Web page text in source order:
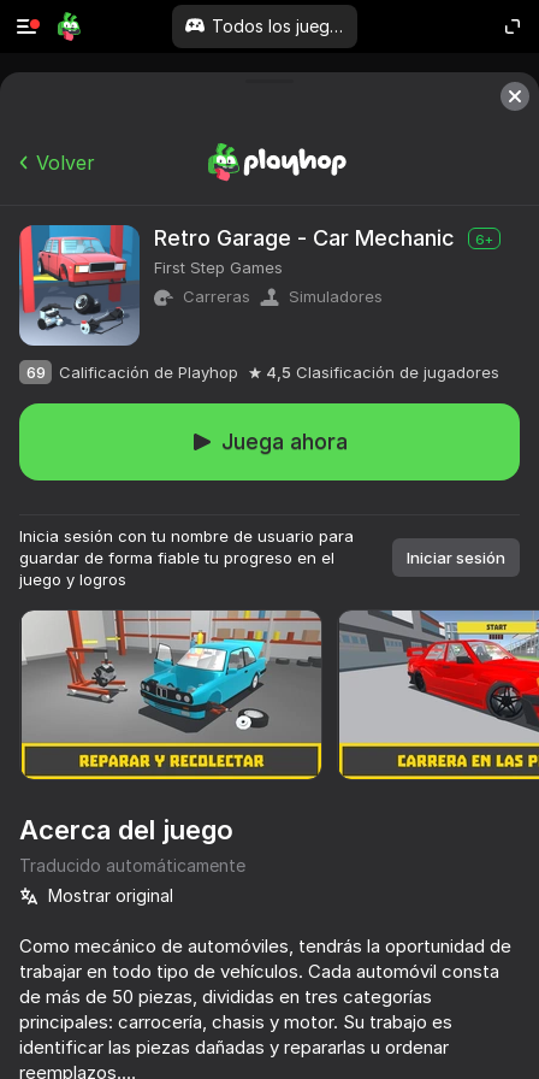
Todos los juegos
Este juego solo admite orientación paisaje
JUGAR
Car Destruction Simulator 3D
71
Car Crash Test
68
Police Chase: Cops vs Criminals
74
Volver
Retro Garage - Car Mechanic 6+
First Step Games
Carreras
Simuladores
69 Calificación de Playhop 4,5 Clasificación de jugadores
Juega ahora
Inicia sesión con tu nombre de usuario para
guardar de forma fiable tu progreso en el
juego y logros
Iniciar sesión
Acerca del juego
Traducido automáticamente
Mostrar original
Como mecánico de automóviles, tendrás la oportunidad de
trabajar en todo tipo de vehículos. Cada automóvil consta
de más de 50 piezas, divididas en tres categorías
principales: carrocería, chasis y motor. Su trabajo es
identificar las piezas dañadas y repararlas u ordenar
reemplazos.